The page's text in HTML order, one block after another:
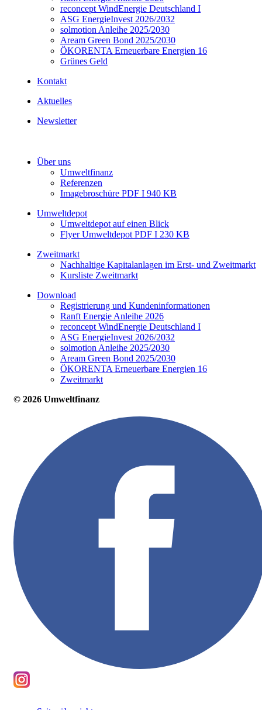
reconcept WindEnergie Deutschland I
ASG EnergieInvest 2026/2032
solmotion Anleihe 2025/2030
Aream Green Bond 2025/2030
ÖKORENTA Erneuerbare Energien 16
Grünes Geld
Kontakt
Aktuelles
Newsletter
Über uns
Umweltfinanz
Referenzen
Imagebroschüre PDF I 940 KB
Umweltdepot
Umweltdepot auf einen Blick
Flyer Umweltdepot PDF I 230 KB
Zweitmarkt
Nachhaltige Kapitalanlagen im Erst- und Zweitmarkt
Kursliste Zweitmarkt
Download
Registrierung und Kundeninformationen
Ranft Energie Anleihe 2026
reconcept WindEnergie Deutschland I
ASG EnergieInvest 2026/2032
solmotion Anleihe 2025/2030
Aream Green Bond 2025/2030
ÖKORENTA Erneuerbare Energien 16
Zweitmarkt
© 2026 Umweltfinanz